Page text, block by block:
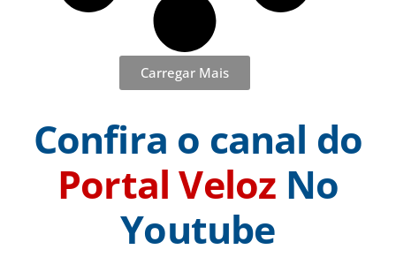
Carregar Mais
Confira o canal do
Portal Veloz No
Youtube